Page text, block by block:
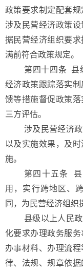
政策要求制定配套规
涉及民营经济政策
据民营经济组织要
满前符合政策规定。
第四十四条
县
经济政策跟踪落实
馈等措施督促政策
三方评估。
涉及民营经济
以及实施效果，及
施。
第四十五条
用，实行跨地区、
同，为民营经济组织
县级以上人民
化要求办理政务服务
办事材料、办理流
律、法规、规章依